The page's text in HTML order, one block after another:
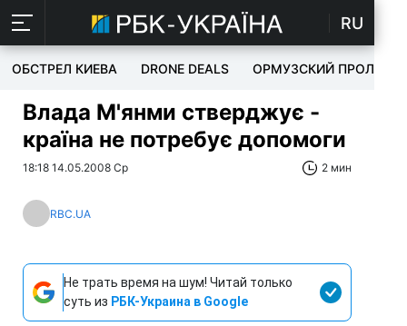
RU
ОБСТРЕЛ КИЕВА DRONE DEALS ОРМУЗСКИЙ ПРОЛИВ
Влада М'янми стверджує -
країна не потребує допомоги
18:18 14.05.2008 Ср 2 мин
RBC.UA
Не трать время на шум! Читай только
суть из РБК-Украина в Google